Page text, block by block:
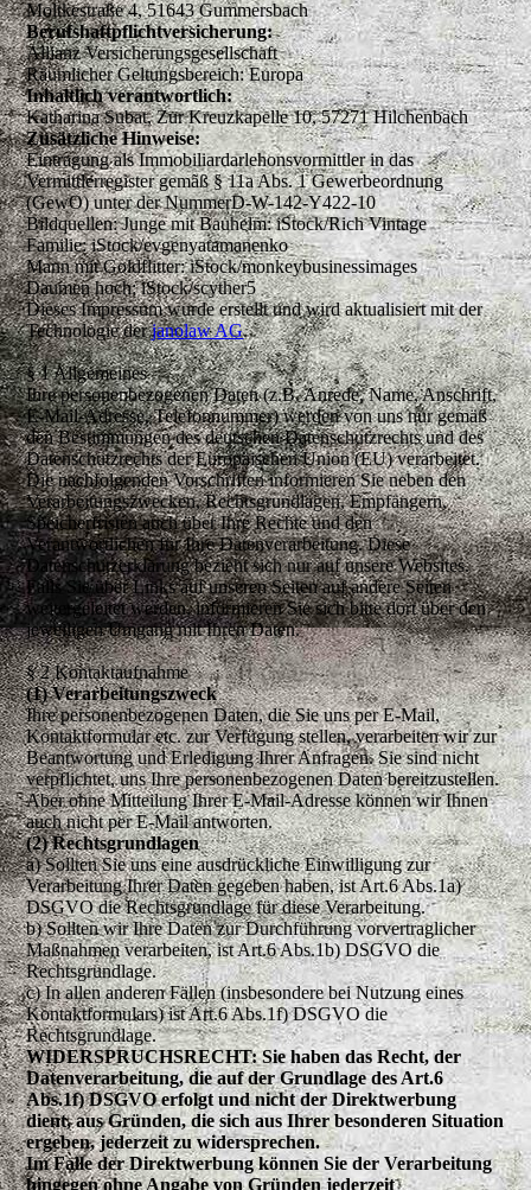
Moltkestraße 4, 51643 Gummersbach
Berufshaftpflichtversicherung:
Allianz Versicherungsgesellschaft
Räumlicher Geltungsbereich: Europa
Inhaltlich verantwortlich:
Katharina Subat, Zur Kreuzkapelle 10, 57271 Hilchenbach
Zusätzliche Hinweise:
Eintragung als Immobiliardarlehonsvormittler in das
Vermittlerregister gemãß § 11a Abs. 1 Gewerbeordnung
(GewO) unter der NummerD-W-142-Y422-10
Bildquellen: Junge mit Bauhelm: iStock/Rich Vintage
Familie: iStock/evgenyatamanenko
Mann mit Goldflitter: iStock/monkeybusinessimages
Daumen hoch: iStock/scyther5
Dieses Impressum wurde erstellt und wird aktualisiert mit der
Technologie derjanolaw AG.
§ 1 Allgemeines
Ihre personenbezogenen Daten (z.B. Anrede, Name, Anschrift,
E-Mail-Adresse, Telefonnummer) werden von uns nur gemäß
den Bestimmungen des deutschen Datenschutzrechts und des
Datenschutzrechts der Europäischen Union (EU) verarbeitet.
Die nachfolgenden Vorschriften informieren Sie neben den
Verarbeitungszwecken, Rechtsgrundlagen, Empfängern,
Speicherfristen auch über Ihre Rechte und den
Verantwortlichen für Ihre Datenverarbeitung. Diese
Datenschutzerklärung bezieht sich nur auf unsere Websites.
Falls Sie über Links auf unseren Seiten auf andere Seiten
weitergeleitet werden, informieren Sie sich bitte dort über den
jeweiligen Umgang mit Ihren Daten.
§ 2 Kontaktaufnahme
(1) Verarbeitungszweck
Ihre personenbezogenen Daten, die Sie uns per E-Mail,
Kontaktformular etc. zur Verfügung stellen, verarbeiten wir zur
Beantwortung und Erledigung Ihrer Anfragen. Sie sind nicht
verpflichtet, uns Ihre personenbezogenen Daten bereitzustellen.
Aber ohne Mitteilung Ihrer E-Mail-Adresse können wir Ihnen
auch nicht per E-Mail antworten.
(2) Rechtsgrundlagen
a) Sollten Sie uns eine ausdrückliche Einwilligung zur
Verarbeitung Ihrer Daten gegeben haben, ist Art.6 Abs.1a)
DSGVO die Rechtsgrundlage für diese Verarbeitung.
b) Sollten wir Ihre Daten zur Durchführung vorvertraglicher
Maßnahmen verarbeiten, ist Art.6 Abs.1b) DSGVO die
Rechtsgrundlage.
c) In allen anderen Fällen (insbesondere bei Nutzung eines
Kontaktformulars) ist Art.6 Abs.1f) DSGVO die
Rechtsgrundlage.
WIDERSPRUCHSRECHT: Sie haben das Recht, der
Datenverarbeitung, die auf der Grundlage des Art.6
Abs.1f) DSGVO erfolgt und nicht der Direktwerbung
dient, aus Gründen, die sich aus Ihrer besonderen Situation
ergeben, jederzeit zu widersprechen.
Im Falle der Direktwerbung können Sie der Verarbeitung
hingegen ohne Angabe von Gründen jederzeit